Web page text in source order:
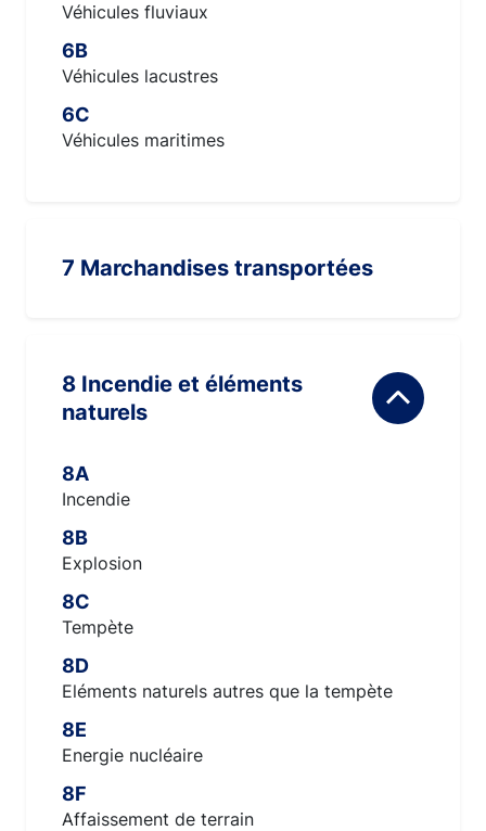
Véhicules fluviaux
6B
Véhicules lacustres
6C
Véhicules maritimes
7 Marchandises transportées
8 Incendie et éléments
naturels
8A
Incendie
8B
Explosion
8C
Tempète
8D
Eléments naturels autres que la tempète
8E
Energie nucléaire
8F
Affaissement de terrain